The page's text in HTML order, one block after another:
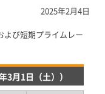
2025年2月4日
よび短期プライムレー
3月1日（土））